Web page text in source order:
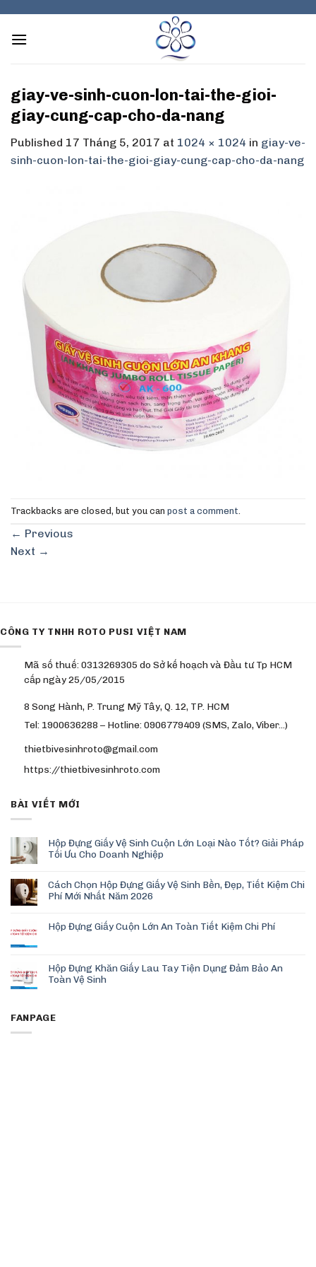
content
giay-ve-sinh-cuon-lon-tai-the-gioi-
giay-cung-cap-cho-da-nang
Published 17 Tháng 5, 2017 at 1024 × 1024 in giay-ve-
sinh-cuon-lon-tai-the-gioi-giay-cung-cap-cho-da-nang
Trackbacks are closed, but you can post a comment
← Previous
Next →
CÔNG TY TNHH ROTO PUSI VIỆT NAM
Mã số thuế: 0313269305 do Sở kế hoạch và Đầu tư Tp HCM
cấp ngày 25/05/2015
8 Song Hành, P. Trung Mỹ Tây, Q. 12, TP. HCM
Tel: 1900636288 – Hotline: 0906779409 (SMS, Zalo, Viber…)
thietbivesinhroto@gmail.com
https://thietbivesinhroto.com
BÀI VIẾT MỚI
Hộp Đựng Giấy Vệ Sinh Cuộn Lớn Loại Nào Tốt? Giải Pháp
Tối Ưu Cho Doanh Nghiệp
Cách Chọn Hộp Đựng Giấy Vệ Sinh Bền, Đẹp, Tiết Kiệm Chi
Phí Mới Nhất Năm 2026
Hộp Đựng Giấy Cuộn Lớn An Toàn Tiết Kiệm Chi Phí
Hộp Đựng Khăn Giấy Lau Tay Tiện Dụng Đảm Bảo An
Toàn Vệ Sinh
FANPAGE